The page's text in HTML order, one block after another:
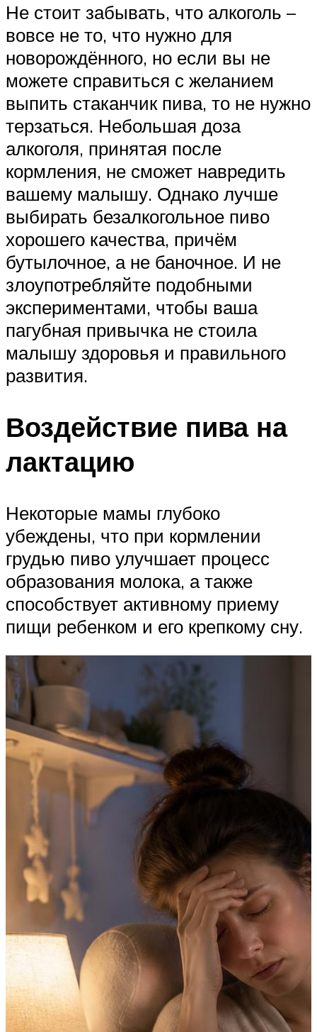
Не стоит забывать, что алкоголь –
вовсе не то, что нужно для
новорождённого, но если вы не
можете справиться с желанием
выпить стаканчик пива, то не нужно
терзаться. Небольшая доза
алкоголя, принятая после
кормления, не сможет навредить
вашему малышу. Однако лучше
выбирать безалкогольное пиво
хорошего качества, причём
бутылочное, а не баночное. И не
злоупотребляйте подобными
экспериментами, чтобы ваша
пагубная привычка не стоила
малышу здоровья и правильного
развития.
Воздействие пива на
лактацию
Некоторые мамы глубоко
убеждены, что при кормлении
грудью пиво улучшает процесс
образования молока, а также
способствует активному приему
пищи ребенком и его крепкому сну.